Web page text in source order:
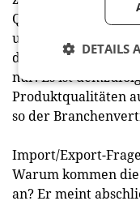
Qualität heimischer
unterstreichen und
der Großteil in
nur. Es ist
Produktqualitäten
so der
Import/Export-
Warum kommen
an? Er meint
DETAILS